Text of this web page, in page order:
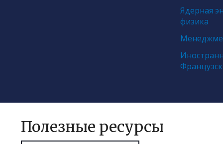
Ядерная
физика
Полезные ресурсы